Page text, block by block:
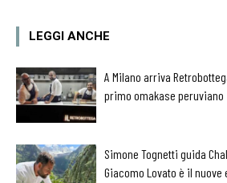
LEGGI ANCHE
A Milano arriva
primo omakase peruviano
Simone Tognetti guida
Giacomo Lovato è il